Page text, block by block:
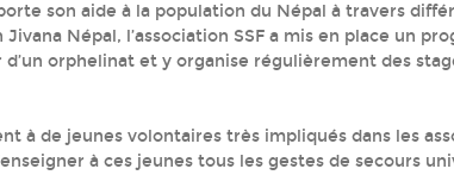
son aide à la population du Népal à travers
Népal, l’association SSF a mis en place un
orphelinat et y organise régulièrement des
à de jeunes volontaires très impliqués dans les
à ces jeunes tous les gestes de secours